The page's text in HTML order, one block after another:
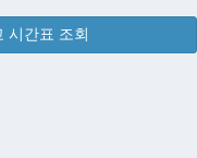
시간표 조회